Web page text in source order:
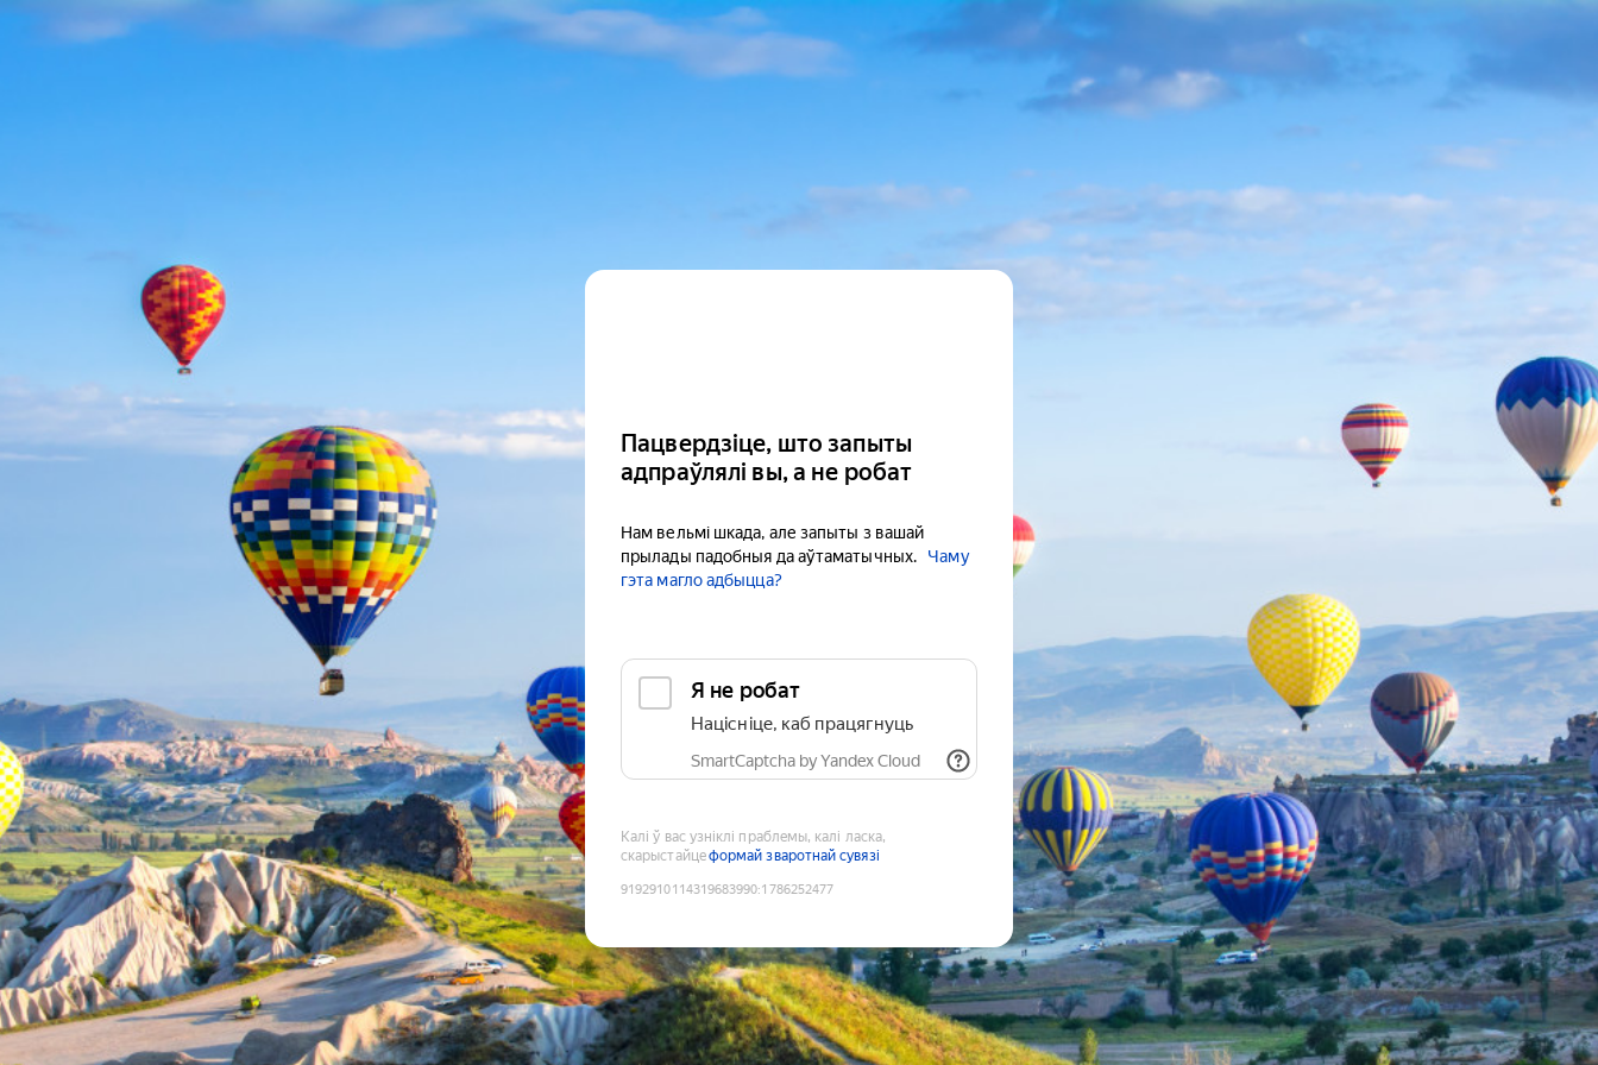
Пацвердзіце, што запыты
адпраўлялі вы, а не робат
Нам вельмі шкада, але запыты з вашай
прылады падобныя да аўтаматычных.
Чаму
гэта магло адбыцца?
Я не робат
Націсніце, каб працягнуць
SmartCaptcha by Yandex Cloud
Калі ў вас узніклі праблемы, калі ласка,
скарыстайцеформай зваротнай сувязі
9192910114319683990:1786252477